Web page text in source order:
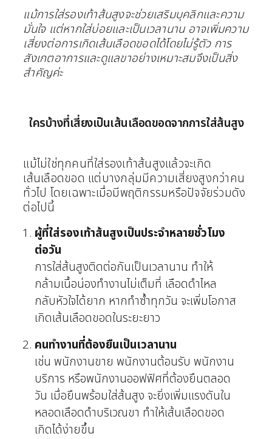
แม้การใส่รองเท้าส้นสูงจะช่วยเสริมบุคลิกและความ
มั่นใจ แต่หากใส่บ่อยและเป็นเวลานาน อาจเพิ่มความ
เสี่ยงต่อการเกิดเส้นเลือดขอดได้โดยไม่รู้ตัว การ
สังเกตอาการและดูแลขาอย่างเหมาะสมจึงเป็นสิ่ง
สำคัญค่ะ
ใครบ้างที่เสี่ยงเป็นเส้นเลือดขอดจากการใส่ส้นสูง
แม้ไม่ใช่ทุกคนที่ใส่รองเท้าส้นสูงแล้วจะเกิด
เส้นเลือดขอด แต่บางกลุ่มมีความเสี่ยงสูงกว่าคน
ทั่วไป โดยเฉพาะเมื่อมีพฤติกรรมหรือปัจจัยร่วมดัง
ต่อไปนี้
ผู้ที่ใส่รองเท้าส้นสูงเป็นประจำหลายชั่วโมง
ต่อวัน
การใส่ส้นสูงติดต่อกันเป็นเวลานาน ทำให้
กล้ามเนื้อน่องทำงานไม่เต็มที่ เลือดดำไหล
กลับหัวใจได้ยาก หากทำซ้ำทุกวัน จะเพิ่มโอกาส
เกิดเส้นเลือดขอดในระยะยาว
คนทำงานที่ต้องยืนเป็นเวลานาน
เช่น พนักงานขาย พนักงานต้อนรับ พนักงาน
บริการ หรือพนักงานออฟฟิศที่ต้องยืนตลอด
วัน เมื่อยืนพร้อมใส่ส้นสูง จะยิ่งเพิ่มแรงดันใน
หลอดเลือดดำบริเวณขา ทำให้เส้นเลือดขอด
เกิดได้ง่ายขึ้น